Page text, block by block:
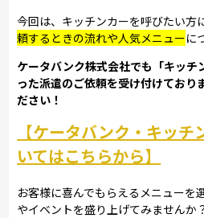
今回は、キッチンカーを呼びたい方
頼するときの流れや人気メニューに
ケータバンク株式会社でも「キッチ
った派遣のご依頼を受け付けており
ださい！
【ケータバンク・キッ
いてはこちらから】
お客様に喜んでもらえるメニューを
やイベントを盛り上げてみませんか